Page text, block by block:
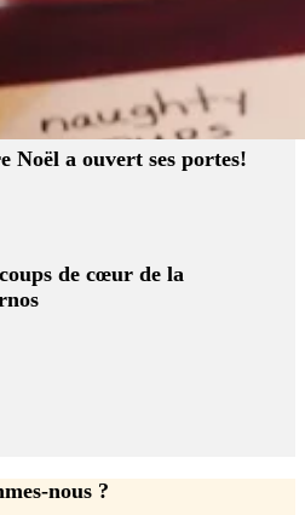
Noël a ouvert ses portes!
de cœur de la
nous ?